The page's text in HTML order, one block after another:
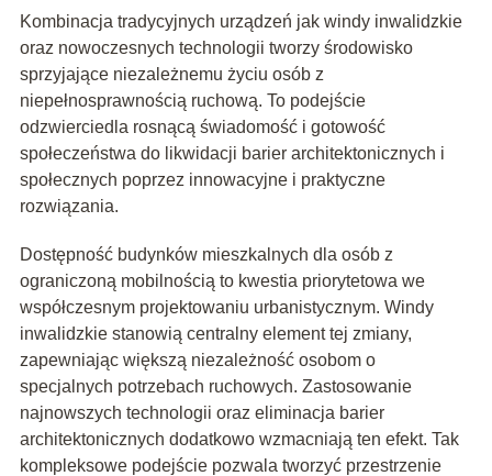
Kombinacja tradycyjnych urządzeń jak windy inwalidzkie
oraz nowoczesnych technologii tworzy środowisko
sprzyjające niezależnemu życiu osób z
niepełnosprawnością ruchową. To podejście
odzwierciedla rosnącą świadomość i gotowość
społeczeństwa do likwidacji barier architektonicznych i
społecznych poprzez innowacyjne i praktyczne
rozwiązania.
Dostępność budynków mieszkalnych dla osób z
ograniczoną mobilnością to kwestia priorytetowa we
współczesnym projektowaniu urbanistycznym. Windy
inwalidzkie stanowią centralny element tej zmiany,
zapewniając większą niezależność osobom o
specjalnych potrzebach ruchowych. Zastosowanie
najnowszych technologii oraz eliminacja barier
architektonicznych dodatkowo wzmacniają ten efekt. Tak
kompleksowe podejście pozwala tworzyć przestrzenie